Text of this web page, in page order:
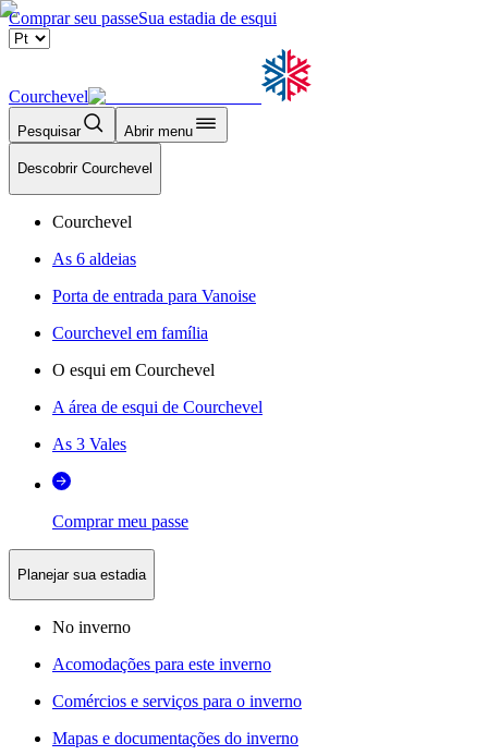
Comprar seu passeSua estadia de esqui
Courchevel
Pesquisar Abrir menu
Descobrir Courchevel
Courchevel
As 6 aldeias
Porta de entrada para Vanoise
Courchevel em família
O esqui em Courchevel
A área de esqui de Courchevel
As 3 Vales
Comprar meu passe
Planejar sua estadia
No inverno
Acomodações para este inverno
Comércios e serviços para o inverno
Mapas e documentações do inverno